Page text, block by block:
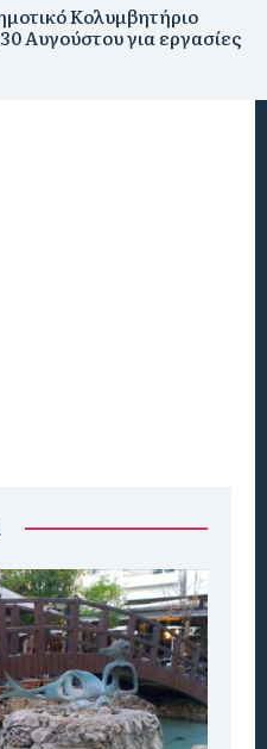
Κολυμβητήριο
Αυγούστου για εργασίες